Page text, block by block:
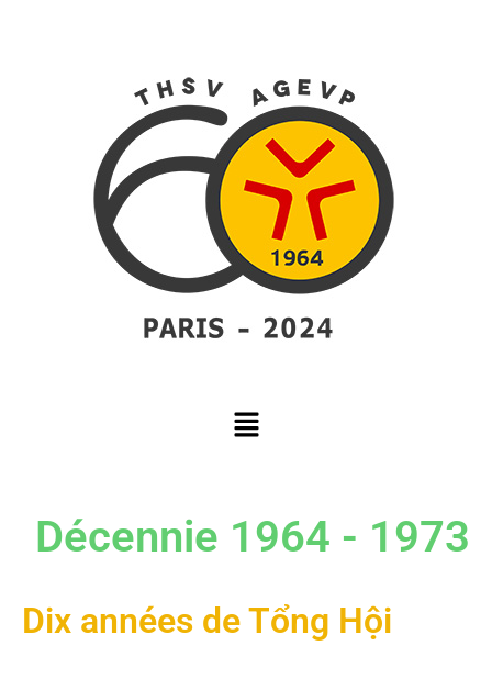
Décennie 1964 - 1973
Dix années de Tổng Hội